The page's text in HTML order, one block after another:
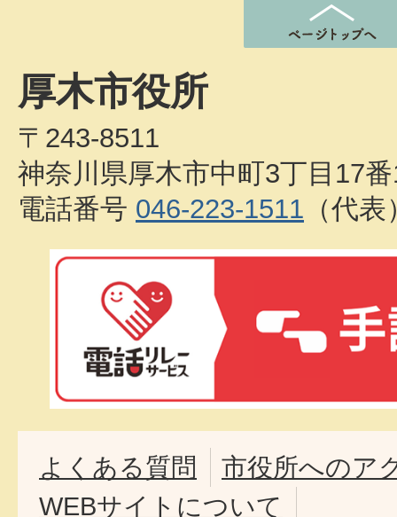
厚木市役所
〒243-8511
神奈川県厚木市中町3丁目17
電話番号 046-223-1511 （代表
よくある質問
市役所へのア
WEBサイトについて